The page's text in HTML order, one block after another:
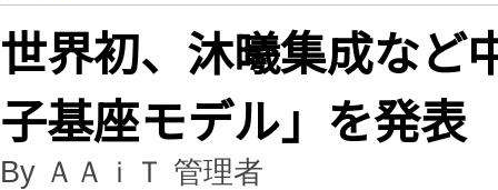
世界初、沐曦集成など
子基座モデル」を発表
By ＡＡｉＴ 管理者